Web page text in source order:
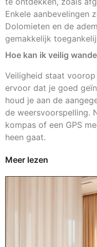
Enkele aanbevelingen
Dolomieten en de
gemakkelijk
Hoe kan ik veilig
Veiligheid staat
ervoor dat je goed
houd je aan de
de weersvoorspelling.
kompas of een GPS
heen gaat.
Meer lezen